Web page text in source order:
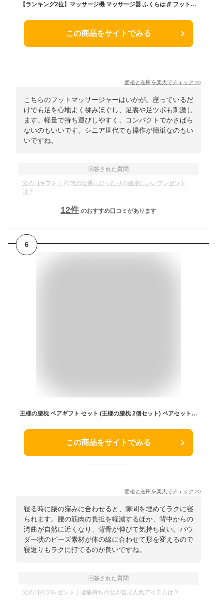
【ランキング2位】マッサージ機 マッサージ器 ふくらはぎ フットマッサージャー フットケア マッサージ ケア 足もーむ 足も〜む 足つぼ 軽量 フット 足裏 健康グッズ 健康器具 ギフト 誕生日 母の日 父の日 プレゼント おうち 58379 58380
この商品をサイトでみる
価格と在庫を楽天でチェック >>
こちらのフットマッサージャーはいかが。座っているだ
けでも足を心地よく揉みほぐし、足裏や足ツボも刺激し
ます。軽量で持ち運びしやすく、コンパクトでかさばら
ないのもいいです。シニア世代でも操作が簡単なのもい
いですね。
回答された質問
父の日ギフト｜70代の父親にぴったりの健康にいいプレゼント
は？
12件 のおすすめ口コミがあります
6
王様の腰枕 ペアギフト セット (王様の腰枕 2個セット) ペアセット 王様 腰枕 ペア リラックス 健康 グッズ 記念日 誕生日 夫婦 カップル 両親 男性 女性 祖父母 プレゼント 父の日 7000円 就寝用 就寝 腰まくら 反り腰 腰痛 ストレッチ 父の日 父の日ギフト2026
この商品をサイトでみる
価格と在庫を楽天でチェック >>
寝る時に腰の窪みに合わせると、隙間を埋めてラクに寝
られます。腰の筋肉の負担を軽減するほか、背中からの
湾曲が自然に近くなり、背骨が伸びて気持ち良い。パウ
ダー状のビーズ素材が体の線に合わせて形を変えるので
寝返りもラクに打てるのが良いですね。
回答された質問
父の日のプレゼント｜腰痛持ちの父が喜ぶ人気アイテムは？